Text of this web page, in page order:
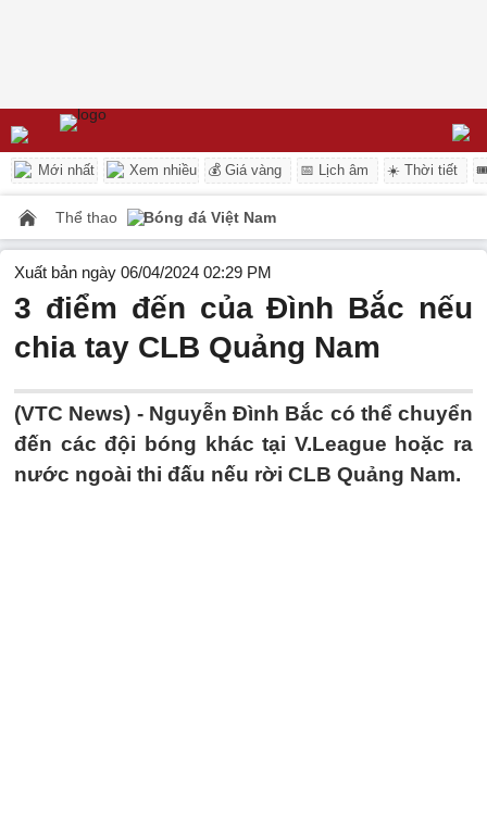
Mới nhất Xem nhiều 💰 Giá vàng 📅 Lịch âm ☀️ Thời tiết
Thể thao Bóng đá Việt Nam
Xuất bản ngày 06/04/2024 02:29 PM
3 điểm đến của Đình Bắc nếu
chia tay CLB Quảng Nam
(VTC News) - Nguyễn Đình Bắc có thể chuyển
đến các đội bóng khác tại V.League hoặc ra
nước ngoài thi đấu nếu rời CLB Quảng Nam.